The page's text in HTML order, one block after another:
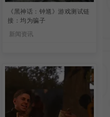
《黑神话：钟馗》游戏测试链
接：均为骗子
新闻资讯